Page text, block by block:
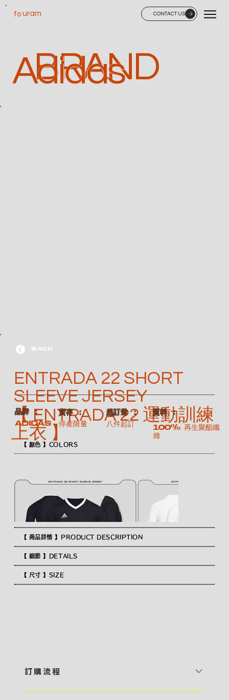
CONTACT US
uram
fo
BRAND
Adidas
【 顏色 】COLORS
【 商品詳情 】PRODUCT DESCRIPTION
【 細節 】DETAILS
【 尺寸 】SIZE
BACK
ENTRADA 22 SHORT
SLEEVE JERSEY
【 ENTRADA 22 運動訓練
上衣 】
​品牌 ：
ADIDAS
​貨存 ：
停產限量
​起訂量 ：
八件起訂
​質料 ：
100% 再生聚酯纖
維
訂 購 流 程